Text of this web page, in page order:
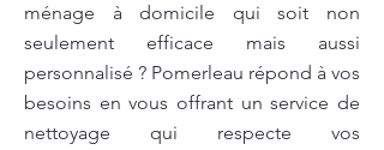
ménage à domicile qui soit non
seulement efficace mais aussi
personnalisé ? Pomerleau répond à vos
besoins en vous offrant un service de
nettoyage qui respecte vos